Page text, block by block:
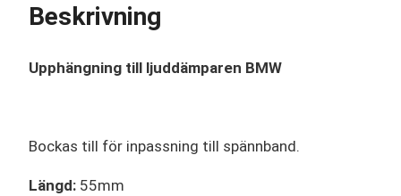
Beskrivning
Upphängning till ljuddämparen BMW
Bockas till för inpassning till spännband.
Längd: 55mm